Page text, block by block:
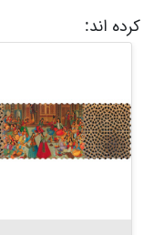
اند: